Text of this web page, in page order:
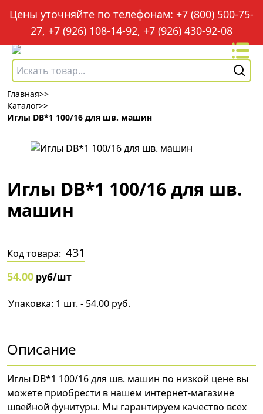
Цены уточняйте по телефонам: +7 (800) 500-75-
27, +7 (926) 108-14-92, +7 (926) 430-92-08
Главная>>
Каталог>>
Иглы DB*1 100/16 для шв. машин
Иглы DB*1 100/16 для шв.
машин
Код товара: 431
54.00 руб/шт
Упаковка: 1 шт. - 54.00 руб.
Описание
Иглы DB*1 100/16 для шв. машин по низкой цене вы
можете приобрести в нашем интернет-магазине
швейной фунитуры. Мы гарантируем качество всех